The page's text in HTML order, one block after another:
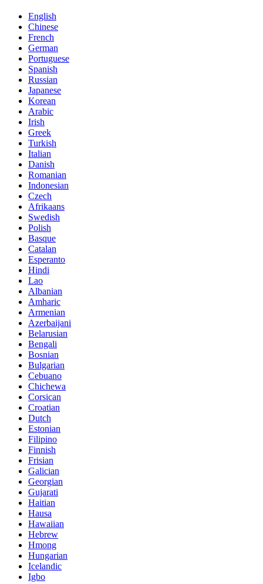
English
Chinese
French
German
Portuguese
Spanish
Russian
Japanese
Korean
Arabic
Irish
Greek
Turkish
Italian
Danish
Romanian
Indonesian
Czech
Afrikaans
Swedish
Polish
Basque
Catalan
Esperanto
Hindi
Lao
Albanian
Amharic
Armenian
Azerbaijani
Belarusian
Bengali
Bosnian
Bulgarian
Cebuano
Chichewa
Corsican
Croatian
Dutch
Estonian
Filipino
Finnish
Frisian
Galician
Georgian
Gujarati
Haitian
Hausa
Hawaiian
Hebrew
Hmong
Hungarian
Icelandic
Igbo